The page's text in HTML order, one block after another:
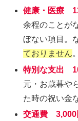
健康・医療
余程のことが
ぼない項目。
ておりません。
特別な支出
元・お歳暮や
た時の祝い金
交通費 3,000